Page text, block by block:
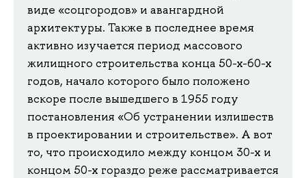
виде «соцгородов» и авангардной
архитектуры. Также в последнее время
активно изучается период массового
жилищного строительства конца 50-х-60-х
годов, начало которого было положено
вскоре после вышедшего в 1955 году
постановления «Об устранении излишеств
в проектировании и строительстве». А вот
то, что происходило между концом 30-х и
концом 50-х гораздо реже рассматривается